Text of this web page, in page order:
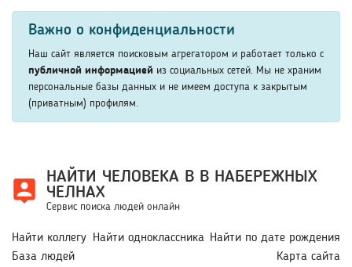
человеке.
сети, сообщества выпускников и сервисы поиска людей.
Для более точного результата рекомендуется указать
школу, год выпуска или имя человека. Дополнительные
сведения помогают быстрее найти нужного
пользователя среди похожих профилей.
Важно о конфиденциальности
Наш сайт является поисковым агрегатором и работает только с
публичной информацией из социальных сетей. Мы не храним
персональные базы данных и не имеем доступа к закрытым
(приватным) профилям.
НАЙТИ ЧЕЛОВЕКА В В НАБЕРЕЖНЫХ
ЧЕЛНАХ
Сервис поиска людей онлайн
Найти коллегу Найти одноклассника Найти по дате рождения
База людей
Карта сайта